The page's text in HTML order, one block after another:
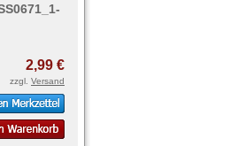
2,99 €
zzgl. Versand